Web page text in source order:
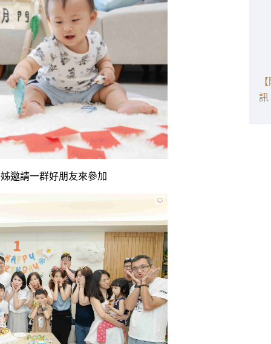
訊
邀請一群好朋友來參加